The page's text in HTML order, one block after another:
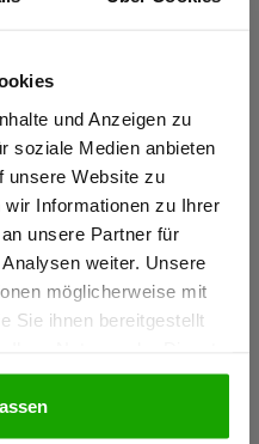
und Anzeigen zu
soziale Medien anbieten
unsere Website zu
Informationen zu Ihrer
unsere Partner für
weiter. Unsere
möglicherweise mit
Sie ihnen bereitgestellt
Sichtbarkeit
Strasse 1, 86830
bin. Alle
ausgewiesen.